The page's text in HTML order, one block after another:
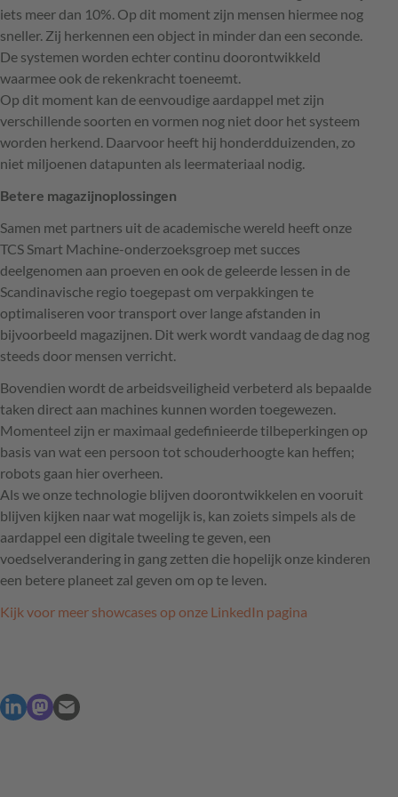
iets meer dan 10%. Op dit moment zijn mensen hiermee nog
sneller. Zij herkennen een object in minder dan een seconde.
De systemen worden echter continu doorontwikkeld
waarmee ook de rekenkracht toeneemt.
Op dit moment kan de eenvoudige aardappel met zijn
verschillende soorten en vormen nog niet door het systeem
worden herkend. Daarvoor heeft hij honderdduizenden, zo
niet miljoenen datapunten als leermateriaal nodig.
Betere magazijnoplossingen
Samen met partners uit de academische wereld heeft onze
TCS Smart Machine-onderzoeksgroep met succes
deelgenomen aan proeven en ook de geleerde lessen in de
Scandinavische regio toegepast om verpakkingen te
optimaliseren voor transport over lange afstanden in
bijvoorbeeld magazijnen. Dit werk wordt vandaag de dag nog
steeds door mensen verricht.
Bovendien wordt de arbeidsveiligheid verbeterd als bepaalde
taken direct aan machines kunnen worden toegewezen.
Momenteel zijn er maximaal gedefinieerde tilbeperkingen op
basis van wat een persoon tot schouderhoogte kan heffen;
robots gaan hier overheen.
Als we onze technologie blijven doorontwikkelen en vooruit
blijven kijken naar wat mogelijk is, kan zoiets simpels als de
aardappel een digitale tweeling te geven, een
voedselverandering in gang zetten die hopelijk onze kinderen
een betere planeet zal geven om op te leven.
Kijk voor meer showcases op onze LinkedIn pagina